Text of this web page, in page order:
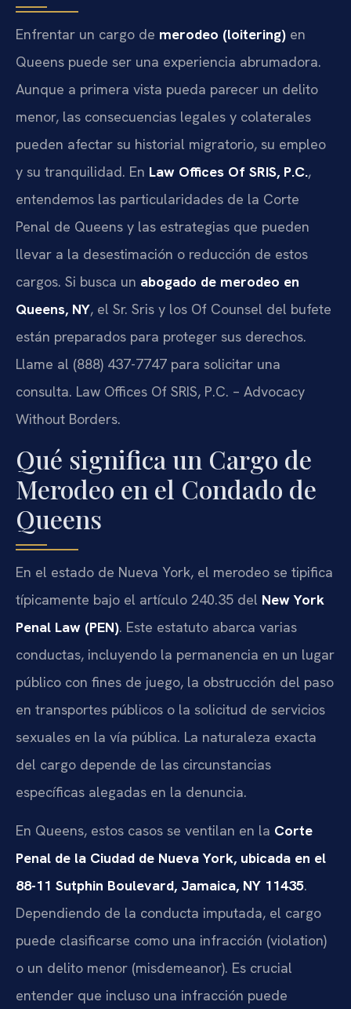
Enfrentar un cargo de merodeo (loitering) en
Queens puede ser una experiencia abrumadora.
Aunque a primera vista pueda parecer un delito
menor, las consecuencias legales y colaterales
pueden afectar su historial migratorio, su empleo
y su tranquilidad. En Law Offices Of SRIS, P.C.,
entendemos las particularidades de la Corte
Penal de Queens y las estrategias que pueden
llevar a la desestimación o reducción de estos
cargos. Si busca un abogado de merodeo en
Queens, NY, el Sr. Sris y los Of Counsel del bufete
están preparados para proteger sus derechos.
Llame al (888) 437-7747 para solicitar una
consulta. Law Offices Of SRIS, P.C. – Advocacy
Without Borders.
Qué significa un Cargo de
Merodeo en el Condado de
Queens
En el estado de Nueva York, el merodeo se tipifica
típicamente bajo el artículo 240.35 del New York
Penal Law (PEN). Este estatuto abarca varias
conductas, incluyendo la permanencia en un lugar
público con fines de juego, la obstrucción del paso
en transportes públicos o la solicitud de servicios
sexuales en la vía pública. La naturaleza exacta
del cargo depende de las circunstancias
específicas alegadas en la denuncia.
En Queens, estos casos se ventilan en la Corte
Penal de la Ciudad de Nueva York, ubicada en el
88-11 Sutphin Boulevard, Jamaica, NY 11435.
Dependiendo de la conducta imputada, el cargo
puede clasificarse como una infracción (violation)
o un delito menor (misdemeanor). Es crucial
entender que incluso una infracción puede